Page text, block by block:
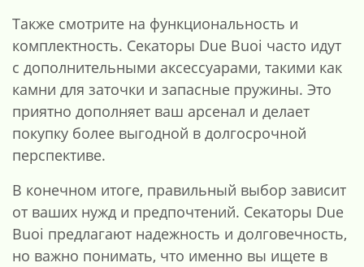
Также смотрите на функциональность и
комплектность. Секаторы Due Buoi часто идут
с дополнительными аксессуарами, такими как
камни для заточки и запасные пружины. Это
приятно дополняет ваш арсенал и делает
покупку более выгодной в долгосрочной
перспективе.
В конечном итоге, правильный выбор зависит
от ваших нужд и предпочтений. Секаторы Due
Buoi предлагают надежность и долговечность,
но важно понимать, что именно вы ищете в